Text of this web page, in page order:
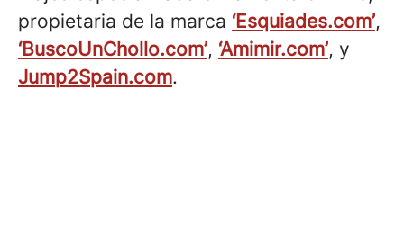
propietaria de la marca ‘Esquiades.com’,
‘BuscoUnChollo.com’, ‘Amimir.com’, y
Jump2Spain.com.